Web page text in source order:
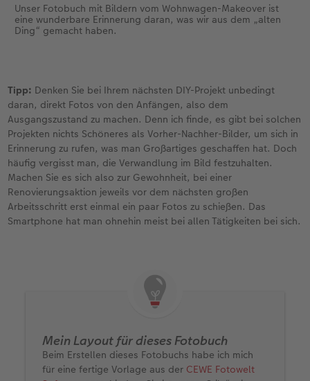
Unser Fotobuch mit Bildern vom Wohnwagen-Makeover ist
eine wunderbare Erinnerung daran, was wir aus dem „alten
Ding“ gemacht haben.
Tipp: Denken Sie bei Ihrem nächsten DIY-Projekt unbedingt
daran, direkt Fotos von den Anfängen, also dem
Ausgangszustand zu machen. Denn ich finde, es gibt bei solchen
Projekten nichts Schöneres als Vorher-Nachher-Bilder, um sich in
Erinnerung zu rufen, was man Großartiges geschaffen hat. Doch
häufig vergisst man, die Verwandlung im Bild festzuhalten.
Machen Sie es sich also zur Gewohnheit, bei einer
Renovierungsaktion jeweils vor dem nächsten großen
Arbeitsschritt erst einmal ein paar Fotos zu schießen. Das
Smartphone hat man ohnehin meist bei allen Tätigkeiten bei sich.
Mein Layout für dieses Fotobuch
Beim Erstellen dieses Fotobuchs habe ich mich
für eine fertige Vorlage aus der CEWE Fotowelt